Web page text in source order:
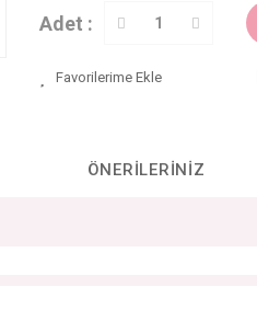
Adet :
ÖNERILERINIZ